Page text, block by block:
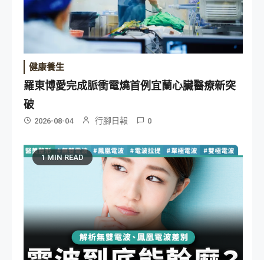
健康養生
羅東博愛完成脈衝電燒首例宜蘭心臟醫療新突
破
2026-08-04 行腳日報 0
1 MIN READ